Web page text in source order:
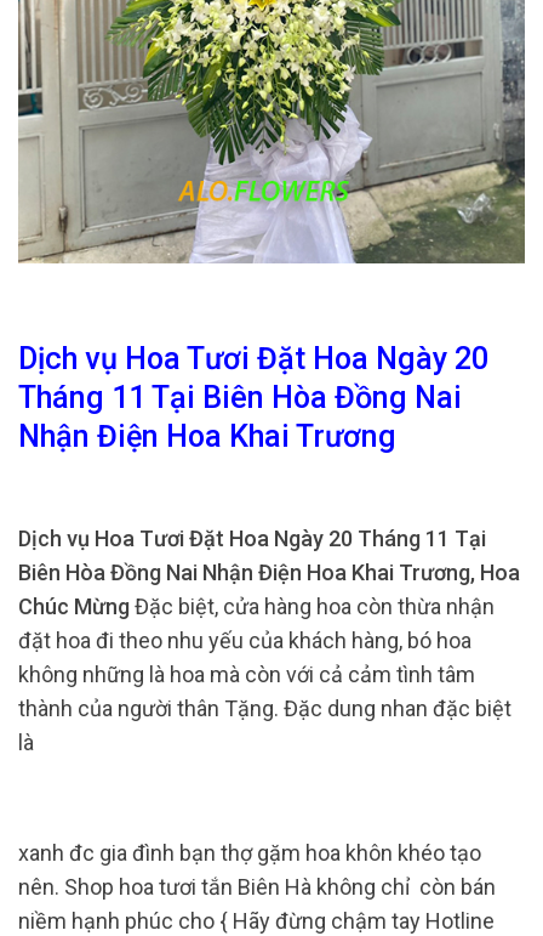
Dịch vụ Hoa Tươi Đặt Hoa Ngày 20
Tháng 11 Tại Biên Hòa Đồng Nai
Nhận Điện Hoa Khai Trương
Dịch vụ Hoa Tươi Đặt Hoa Ngày 20 Tháng 11 Tại
Biên Hòa Đồng Nai Nhận Điện Hoa Khai Trương, Hoa
Chúc MừngĐặc biệt, cửa hàng hoa còn thừa nhận
đặt hoa đi theo nhu yếu của khách hàng, bó hoa
không những là hoa mà còn với cả cảm tình tâm
thành của người thân Tặng. Đặc dung nhan đặc biệt
là
xanh đc gia đình bạn thợ gặm hoa khôn khéo tạo
nên. Shop hoa tươi tắn Biên Hà không chỉ còn bán
niềm hạnh phúc cho { Hãy đừng chậm tay Hotline